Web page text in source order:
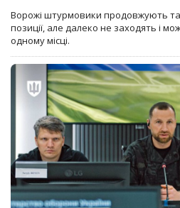
Ворожі штурмовики продовжують
позиції, але далеко не заходять і
одному місці.